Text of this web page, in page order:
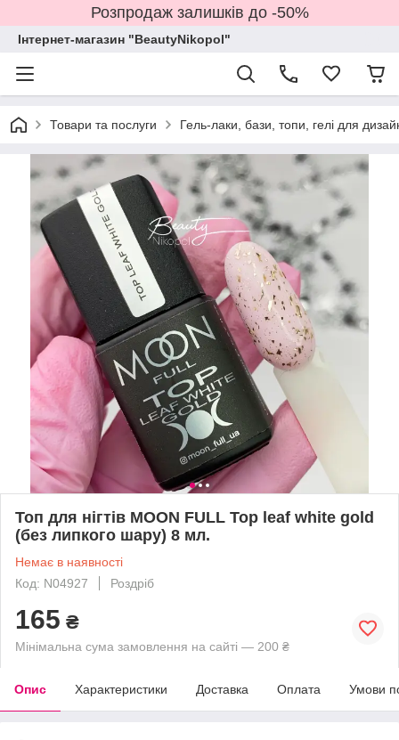
Розпродаж залишків до -50%
Інтернет-магазин "BeautyNikopol"
Товари та послуги Гель-лаки, бази, топи, гелі для
Топ для нігтів MOON FULL Top leaf white gold
(без липкого шару) 8 мл.
Немає в наявності
Код: N04927
Роздріб
165 ₴
Мінімальна сума замовлення на сайті — 200 ₴
Опис Характеристики Доставка Оплата Умови